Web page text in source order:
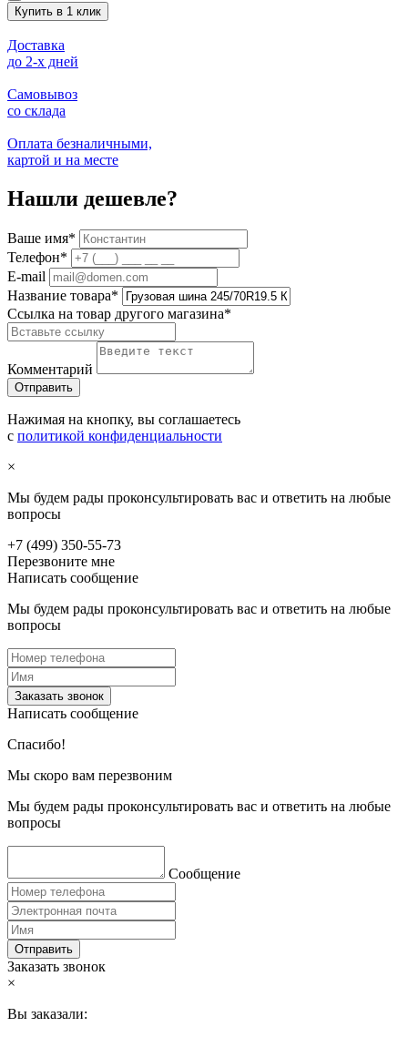
Купить в 1 клик
Доставка
до 2-x дней
Самовывоз
со склада
Оплата безналичными,
картой и на месте
Нашли дешевле?
Ваше имя*
Телефон*
E-mail
Название товара*
Ссылка на товар другого магазина*
Комментарий
Нажимая на кнопку, вы соглашаетесь
с политикой конфиденциальности
×
Мы будем рады проконсультировать вас и ответить на любые
вопросы
+7 (499) 350-55-73
Перезвоните мне
Написать сообщение
Мы будем рады проконсультировать вас и ответить на любые
вопросы
Заказать звонок
Написать сообщение
Спасибо!
Мы скоро вам перезвоним
Мы будем рады проконсультировать вас и ответить на любые
вопросы
Сообщение
Отправить
Заказать звонок
×
Вы заказали: